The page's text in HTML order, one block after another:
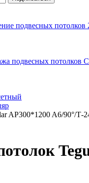
подвесных потолков
подвесных потолков
AP300*1200 A6/90°/Т-